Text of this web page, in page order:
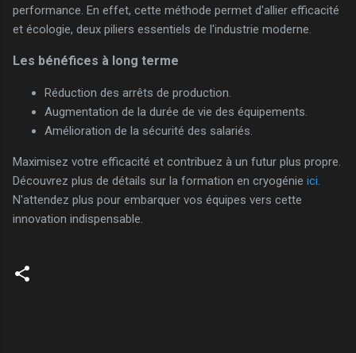
performance. En effet, cette méthode permet d'allier efficacité
et écologie, deux piliers essentiels de l'industrie moderne.
Les bénéfices à long terme
Réduction des arrêts de production.
Augmentation de la durée de vie des équipements.
Amélioration de la sécurité des salariés.
Maximisez votre efficacité et contribuez à un futur plus propre.
Découvrez plus de détails sur la formation en cryogénie ici.
N'attendez plus pour embarquer vos équipes vers cette
innovation indispensable.